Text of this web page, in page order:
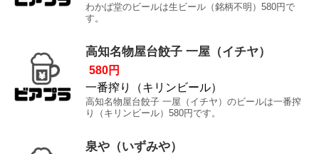
わかば堂のビールは生ビール（銘柄不明）580円で
す。
高知名物屋台餃子 一屋（イチヤ）
580円
一番搾り（キリンビール）
高知名物屋台餃子 一屋（イチヤ）のビールは一番搾
り（キリンビール）580円です。
泉や（いずみや）